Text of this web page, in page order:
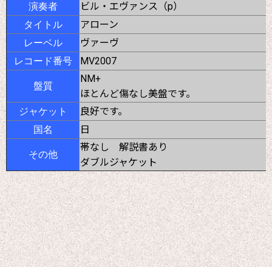
演奏者 ビル・エヴァンス（p）
タイトル アローン
レーベル ヴァーヴ
レコード番号 MV2007
盤質
NM+
ほとんど傷なし美盤です。
ジャケット 良好です。
国名 日
その他
帯なし 解説書あり
ダブルジャケット